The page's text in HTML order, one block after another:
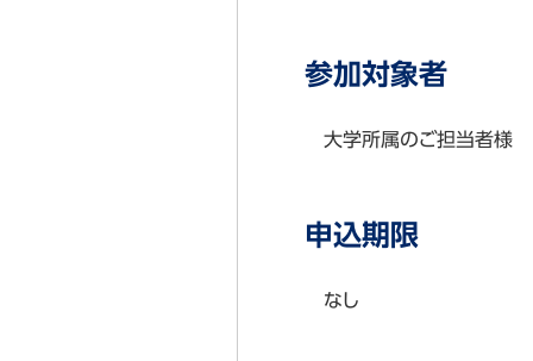
参加対象者
大学所属のご担当者様
申込期限
なし